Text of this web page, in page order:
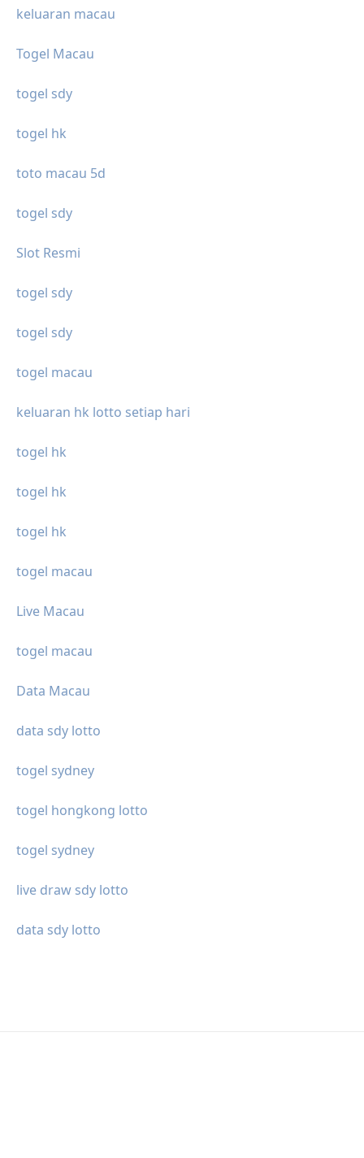
keluaran macau
Togel Macau
togel sdy
togel hk
toto macau 5d
togel sdy
Slot Resmi
togel sdy
togel sdy
togel macau
keluaran hk lotto setiap hari
togel hk
togel hk
togel hk
togel macau
Live Macau
togel macau
Data Macau
data sdy lotto
togel sydney
togel hongkong lotto
togel sydney
live draw sdy lotto
data sdy lotto